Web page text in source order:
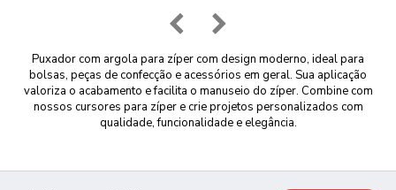
Puxador com argola para zíper com design moderno, ideal para
bolsas, peças de confecção e acessórios em geral. Sua aplicação
valoriza o acabamento e facilita o manuseio do zíper. Combine com
nossos cursores para zíper e crie projetos personalizados com
qualidade, funcionalidade e elegância.